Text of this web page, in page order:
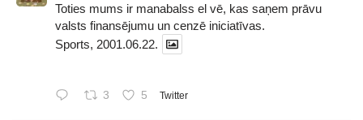
Toties mums ir manabalss el vē, kas saņem prāvu
valsts finansējumu un cenzē iniciatīvas.
Sports, 2001.06.22.
3 5 Twitter